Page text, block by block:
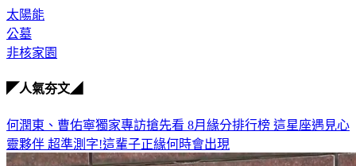
太陽能
公墓
非核家園
◤人氣夯文◢
何潤東、曹佑寧獨家專訪搶先看 8月緣分排行榜 這星座遇見心
靈夥伴 超準測字!這輩子正緣何時會出現